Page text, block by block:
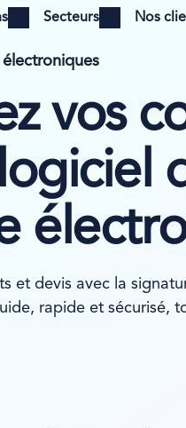
Secteurs
Open menu
Nos
vos
et devis avec la
rapide et sécurisé,